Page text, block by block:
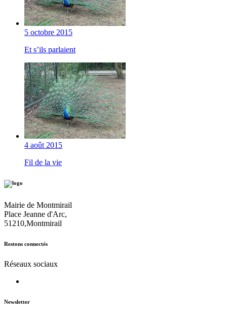
5 octobre 2015
Et s’ils parlaient
4 août 2015
Fil de la vie
Mairie de Montmirail
Place Jeanne d'Arc,
51210,Montmirail
Restons connectés
Réseaux sociaux
Newsletter